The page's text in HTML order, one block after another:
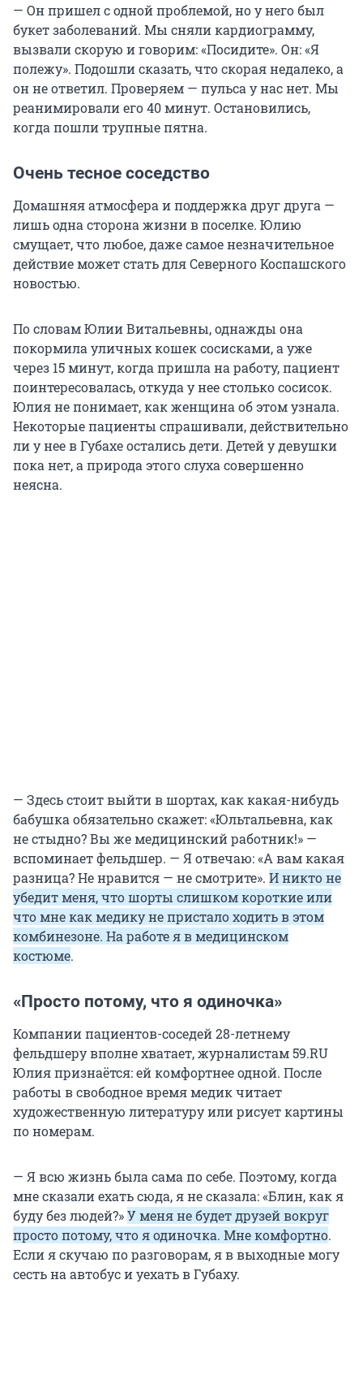
— Он пришел с одной проблемой, но у него был
букет заболеваний. Мы сняли кардиограмму,
вызвали скорую и говорим: «Посидите». Он: «Я
полежу». Подошли сказать, что скорая недалеко, а
он не ответил. Проверяем — пульса у нас нет. Мы
реанимировали его 40 минут. Остановились,
когда пошли трупные пятна.
Очень тесное соседство
Домашняя атмосфера и поддержка друг друга —
лишь одна сторона жизни в поселке. Юлию
смущает, что любое, даже самое незначительное
действие может стать для Северного Коспашского
новостью.
По словам Юлии Витальевны, однажды она
покормила уличных кошек сосисками, а уже
через 15 минут, когда пришла на работу, пациент
поинтересовалась, откуда у нее столько сосисок.
Юлия не понимает, как женщина об этом узнала.
Некоторые пациенты спрашивали, действительно
ли у нее в Губахе остались дети. Детей у девушки
пока нет, а природа этого слуха совершенно
неясна.
— Здесь стоит выйти в шортах, как какая-нибудь
бабушка обязательно скажет: «Юльтальевна, как
не стыдно? Вы же медицинский работник!» —
вспоминает фельдшер. — Я отвечаю: «А вам какая
разница? Не нравится — не смотрите». И никто не
убедит меня, что шорты слишком короткие или
что мне как медику не пристало ходить в этом
комбинезоне. На работе я в медицинском
костюме.
«Просто потому, что я одиночка»
Компании пациентов-соседей 28-летнему
фельдшеру вполне хватает, журналистам 59.RU
Юлия признаётся: ей комфортнее одной. После
работы в свободное время медик читает
художественную литературу или рисует картины
по номерам.
— Я всю жизнь была сама по себе. Поэтому, когда
мне сказали ехать сюда, я не сказала: «Блин, как я
буду без людей?»У меня не будет друзей вокруг
просто потому, что я одиночка. Мне комфортно.
Если я скучаю по разговорам, я в выходные могу
сесть на автобус и уехать в Губаху.